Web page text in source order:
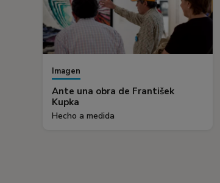
Imagen
Ante una obra de František
Kupka
Hecho a medida